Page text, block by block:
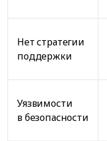
Нет стратегии
поддержки
Уязвимости
в безопасности